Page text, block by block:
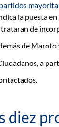
la puesta en
de
de
a
diez